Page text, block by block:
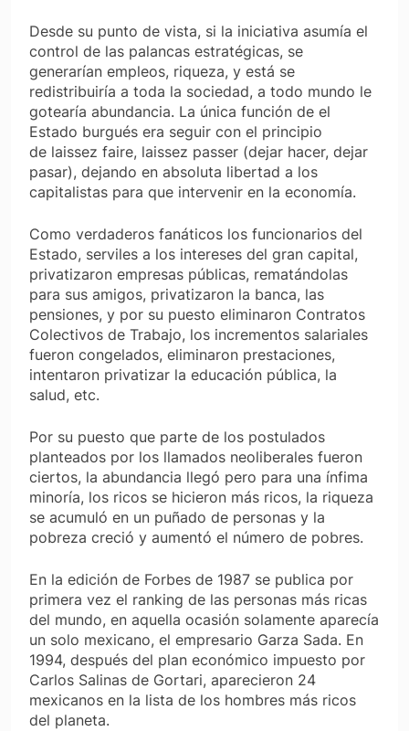
Desde su punto de vista, si la iniciativa asumía el
control de las palancas estratégicas, se
generarían empleos, riqueza, y está se
redistribuiría a toda la sociedad, a todo mundo le
gotearía abundancia. La única función de el
Estado burgués era seguir con el principio
de laissez faire, laissez passer (dejar hacer, dejar
pasar), dejando en absoluta libertad a los
capitalistas para que intervenir en la economía.
Como verdaderos fanáticos los funcionarios del
Estado, serviles a los intereses del gran capital,
privatizaron empresas públicas, rematándolas
para sus amigos, privatizaron la banca, las
pensiones, y por su puesto eliminaron Contratos
Colectivos de Trabajo, los incrementos salariales
fueron congelados, eliminaron prestaciones,
intentaron privatizar la educación pública, la
salud, etc.
Por su puesto que parte de los postulados
planteados por los llamados neoliberales fueron
ciertos, la abundancia llegó pero para una ínfima
minoría, los ricos se hicieron más ricos, la riqueza
se acumuló en un puñado de personas y la
pobreza creció y aumentó el número de pobres.
En la edición de Forbes de 1987 se publica por
primera vez el ranking de las personas más ricas
del mundo, en aquella ocasión solamente aparecía
un solo mexicano, el empresario Garza Sada. En
1994, después del plan económico impuesto por
Carlos Salinas de Gortari, aparecieron 24
mexicanos en la lista de los hombres más ricos
del planeta.